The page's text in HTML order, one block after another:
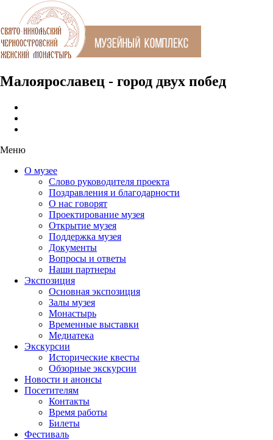
Малоярославец - город двух побед
Меню
О музее
Слово руководителя проекта
Поздравления и благодарности
О нас говорят
Проектирование музея
Открытие музея
Поддержка музея
Документы
Вопросы и ответы
Наши партнеры
Экспозиция
Основная экспозиция
Залы музея
Монастырь
Временные выставки
Медиатека
Экскурсии
Исторические квесты
Обзорные экскурсии
Новости и анонсы
Посетителям
Контакты
Время работы
Билеты
Фестиваль